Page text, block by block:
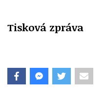
Tisková zpráva